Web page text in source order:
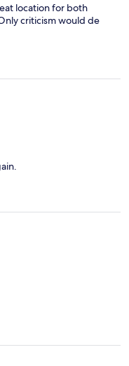
location for both
criticism would de